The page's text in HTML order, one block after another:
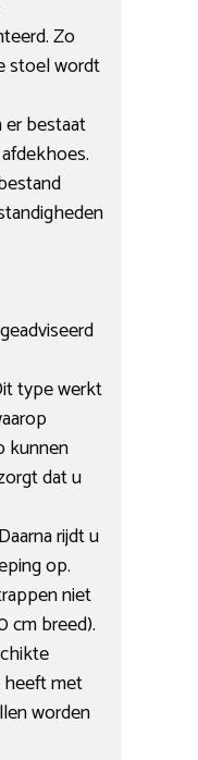
Zo
stoel wordt
bestaat
type werkt
kunnen
dat u
rijdt u
op.
niet
cm breed).
heeft met
worden